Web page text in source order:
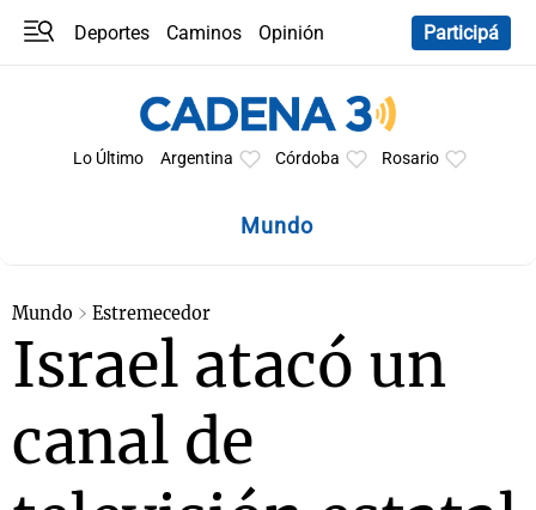
Deportes Caminos
Opinión
Participá
Lo Último Argentina Córdoba Rosario
Mundo
Mundo Estremecedor
Israel atacó un
canal de